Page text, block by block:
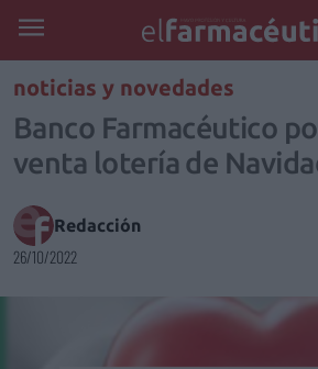
REGÍSTRATE
noticias y novedades
Banco Farmacéutico
venta lotería de
Redacción
26/10/2022